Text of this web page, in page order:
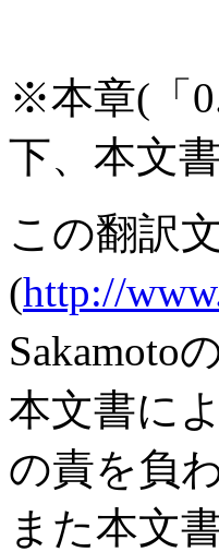
※本章(「
下、本文
この翻訳
(http://
Sakamoto
本文書に
の責を負
また本文